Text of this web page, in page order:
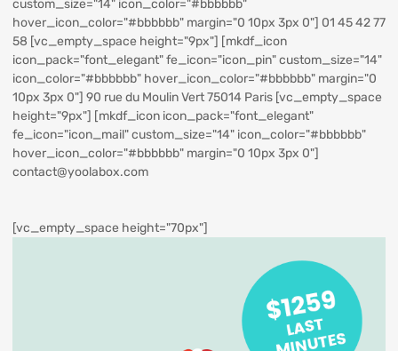
custom_size="14" icon_color="#bbbbbb"
hover_icon_color="#bbbbbb" margin="0 10px 3px 0"] 01 45 42 77
58 [vc_empty_space height="9px"] [mkdf_icon
icon_pack="font_elegant" fe_icon="icon_pin" custom_size="14"
icon_color="#bbbbbb" hover_icon_color="#bbbbbb" margin="0
10px 3px 0"] 90 rue du Moulin Vert 75014 Paris [vc_empty_space
height="9px"] [mkdf_icon icon_pack="font_elegant"
fe_icon="icon_mail" custom_size="14" icon_color="#bbbbbb"
hover_icon_color="#bbbbbb" margin="0 10px 3px 0"]
contact@yoolabox.com
[vc_empty_space height="70px"]